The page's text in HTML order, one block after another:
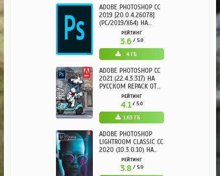
ADOBE PHOTOSHOP CC
2019 [20.0.4.26078]
(PC/2019/X64) НА
РУССКОМРЕЙТИНГ
3.6/ 5.0
4 ГБ
ADOBE PHOTOSHOP CC
2021 (22.4.3.317) НА
РУССКОМ REPACK ОТ
KPOJIUKРЕЙТИНГ
4.1 / 5.0
1.63 ГБ
ADOBE PHOTOSHOP
LIGHTROOM CLASSIC CC
2020 (10.3.0.10) НА
РУССКОМ REPACK ОТ
KPOJIUK
РЕЙТИНГ
3.8 / 5.0